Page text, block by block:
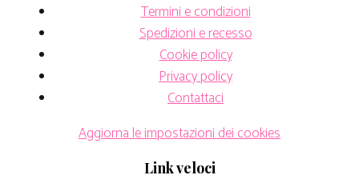
Termini e condizioni
Spedizioni e recesso
Cookie policy
Privacy policy
Contattaci
Aggiorna le impostazioni dei cookies
Link veloci